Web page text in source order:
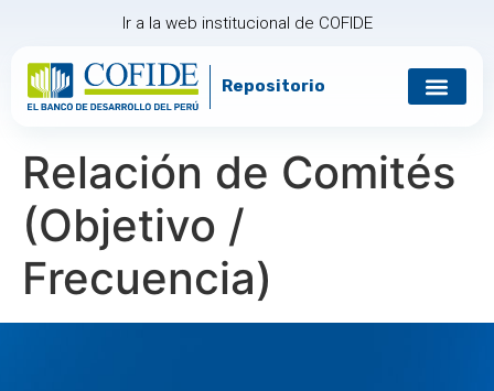
Ir a la web institucional de COFIDE
Repositorio
Relación de Comités
(Objetivo /
Frecuencia)